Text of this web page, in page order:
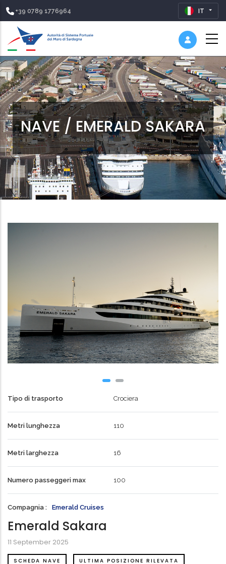
+39 0789 1776964 IT
NAVE / EMERALD SAKARA
Tipo di trasporto Crociera
Metri lunghezza 110
Metri larghezza 16
Numero passeggeri max 100
Compagnia Emerald Cruises
Emerald Sakara
11 September 2025
SCHEDA NAVE ULTIMA POSIZIONE RILEVATA